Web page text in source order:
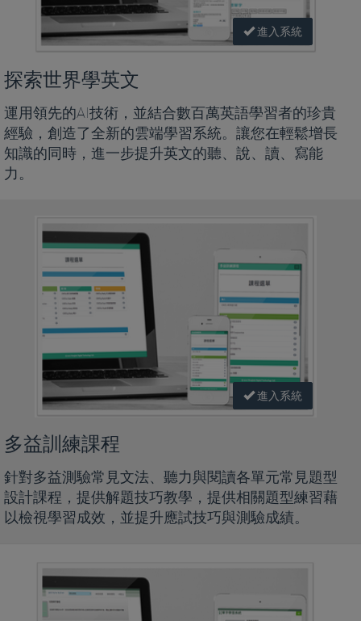
進入系統
探索世界學英文
運用領先的AI技術，並結合數百萬英語學習者的珍貴
經驗，創造了全新的雲端學習系統。讓您在輕鬆增長
知識的同時，進一步提升英文的聽、說、讀、寫能
力。
進入系統
多益訓練課程
針對多益測驗常見文法、聽力與閱讀各單元常見題型
設計課程，提供解題技巧教學，提供相關題型練習藉
以檢視學習成效，並提升應試技巧與測驗成績。